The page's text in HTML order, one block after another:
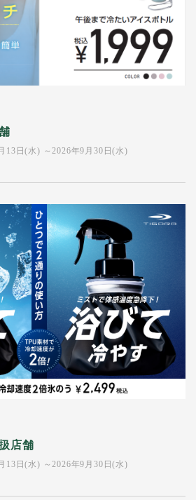
13日(水) ～2026年9月30日(水)
店舗
13日(水) ～2026年9月30日(水)